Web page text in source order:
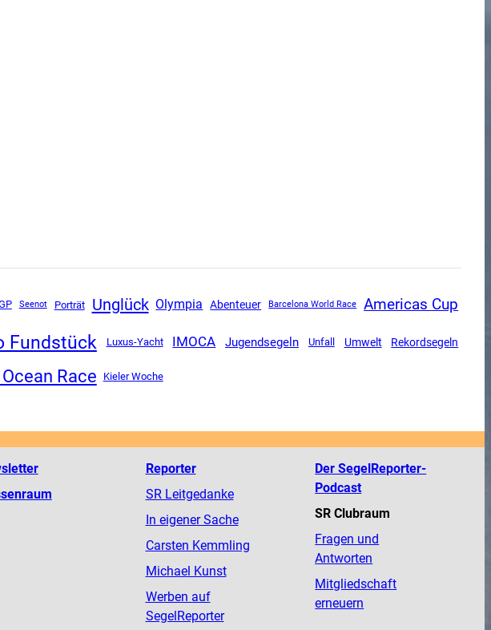
Seenot Porträt Unglück Olympia Abenteuer Barcelona World Race Americas Cup
Fundstück Luxus-Yacht IMOCA Jugendsegeln Unfall Umwelt Rekordsegeln
Race Kieler Woche
Reporter
SR Leitgedanke
In eigener Sache
Carsten Kemmling
Michael Kunst
Werben auf
SegelReporter
Der SegelReporter-
Podcast
SR Clubraum
Fragen und
Antworten
Mitgliedschaft
erneuern